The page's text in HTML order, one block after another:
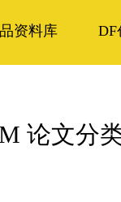
资料库 DF
论文分